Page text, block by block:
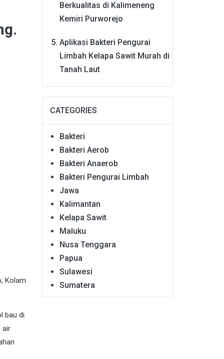
Kolam
bau di
air
Berkualitas di Kalimeneng
Kemiri Purworejo
Aplikasi Bakteri Pengurai
Limbah Kelapa Sawit Murah di
Tanah Laut
CATEGORIES
Bakteri
Bakteri Aerob
Bakteri Anaerob
Bakteri Pengurai Limbah
Jawa
Kalimantan
Kelapa Sawit
Maluku
Nusa Tenggara
Papua
Sulawesi
Sumatera